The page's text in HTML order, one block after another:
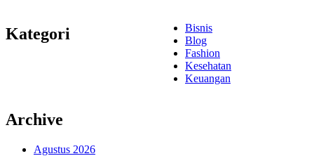
Kategori
Bisnis
Blog
Fashion
Kesehatan
Keuangan
Archive
Agustus 2026